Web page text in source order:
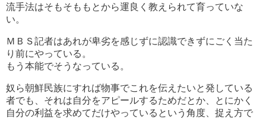
流手法はそもそももとから運良く教えられて育っていな
い。
ＭＢＳ記者はあれが卑劣を感じずに認識できずにごく当た
り前にやっている。
もう本能でそうなっている。
奴ら朝鮮民族にすれば物事でこれを伝えたいと発している
者でも、それは自分をアピールするためだとか、とにかく
自分の利益を求めてだけやっているという角度、捉え方で